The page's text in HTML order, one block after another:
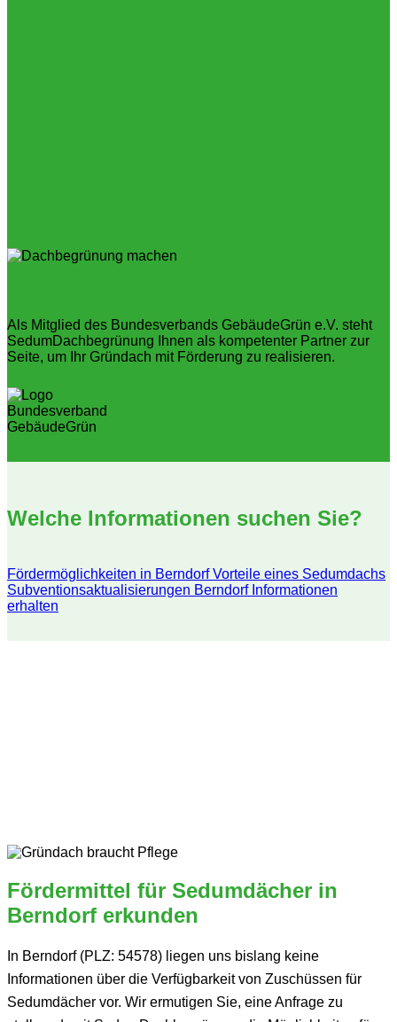
Als Mitglied des Bundesverbands GebäudeGrün e.V. steht
SedumDachbegrünung Ihnen als kompetenter Partner zur
Seite, um Ihr Gründach mit Förderung zu realisieren.
Welche Informationen suchen Sie?
Fördermöglichkeiten in Berndorf Vorteile eines Sedumdachs
Subventionsaktualisierungen Berndorf Informationen
erhalten
Fördermittel für Sedumdächer in
Berndorf erkunden
In Berndorf (PLZ: 54578) liegen uns bislang keine
Informationen über die Verfügbarkeit von Zuschüssen für
Sedumdächer vor. Wir ermutigen Sie, eine Anfrage zu